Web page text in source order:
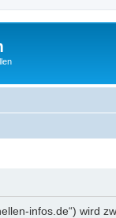
infos.de“) wird